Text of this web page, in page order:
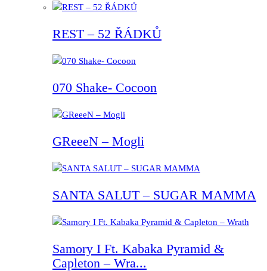
REST – 52 ŘÁDKŮ
070 Shake- Cocoon
GReeeN – Mogli
SANTA SALUT – SUGAR MAMMA
Samory I Ft. Kabaka Pyramid &
Capleton – Wra...